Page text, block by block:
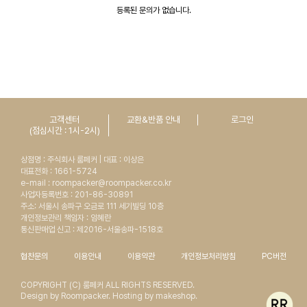
등록된 문의가 없습니다.
고객센터
(점심시간 : 1시-2시)
교환&반품 안내 로그인
상점명 : 주식회사 룸페커 | 대표 : 이상은
대표전화 : 1661-5724
e-mail : roompacker@roompacker.co.kr
사업자등록번호 : 201-86-30891
주소: 서울시 송파구 오금로 111 세기빌딩 10층
개인정보관리 책임자 : 임혜란
통신판매업 신고 : 제2016-서울송파-1518호
협찬문의 이용안내 이용약관 개인정보처리방침 PC버전
COPYRIGHT (C) 룸페커 ALL RIGHTS RESERVED.
Design by Roompacker. Hosting by makeshop.